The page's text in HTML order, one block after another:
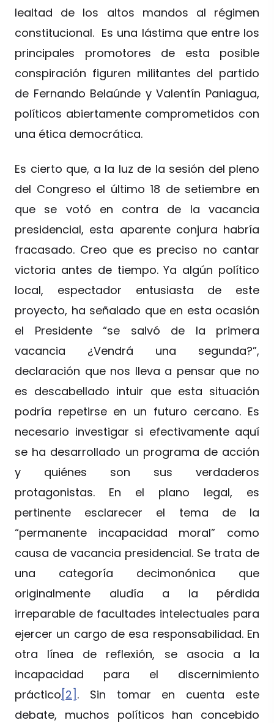
lealtad de los altos mandos al régimen
constitucional. Es una lástima que entre los
principales promotores de esta posible
conspiración figuren militantes del partido
de Fernando Belaúnde y Valentín Paniagua,
políticos abiertamente comprometidos con
una ética democrática.
Es cierto que, a la luz de la sesión del pleno
del Congreso el último 18 de setiembre en
que se votó en contra de la vacancia
presidencial, esta aparente conjura habría
fracasado. Creo que es preciso no cantar
victoria antes de tiempo. Ya algún político
local, espectador entusiasta de este
proyecto, ha señalado que en esta ocasión
el Presidente “se salvó de la primera
vacancia ¿Vendrá una segunda?”,
declaración que nos lleva a pensar que no
es descabellado intuir que esta situación
podría repetirse en un futuro cercano. Es
necesario investigar si efectivamente aquí
se ha desarrollado un programa de acción
y quiénes son sus verdaderos
protagonistas. En el plano legal, es
pertinente esclarecer el tema de la
“permanente incapacidad moral” como
causa de vacancia presidencial. Se trata de
una categoría decimonónica que
originalmente aludía a la pérdida
irreparable de facultades intelectuales para
ejercer un cargo de esa responsabilidad. En
otra línea de reflexión, se asocia a la
incapacidad para el discernimiento
práctico [2] . Sin tomar en cuenta este
debate, muchos políticos han concebido